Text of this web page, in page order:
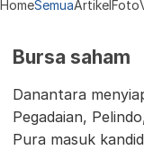
HomeSemuaArtikelFoto
Bursa saham
Danantara
Pegadaian,
Pura masuk